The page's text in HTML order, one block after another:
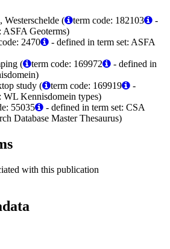
(
term code: 182103
-
ASFA Geoterms)
2470
- defined in term set: ASFA
(
term code: 169972
- defined in
study (
term code: 169919
-
WL Kennisdomein types)
55035
- defined in term set: CSA
Database Master Thesaurus)
with this publication